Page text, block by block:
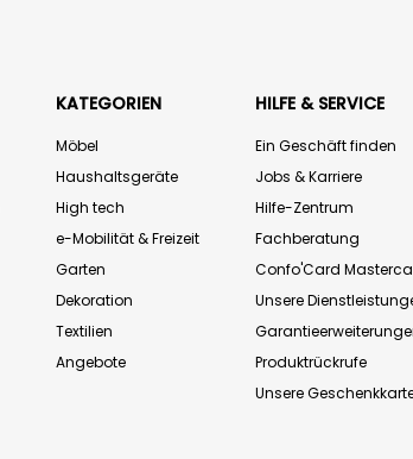
KATEGORIEN
Möbel
Haushaltsgeräte
High tech
e-Mobilität & Freizeit
Garten
Dekoration
Textilien
Angebote
HILFE & SERVICE
Ein Geschäft finden
Jobs & Karriere
Hilfe-Zentrum
Fachberatung
Confo'Card
Unsere
Produktrückrufe
Unsere